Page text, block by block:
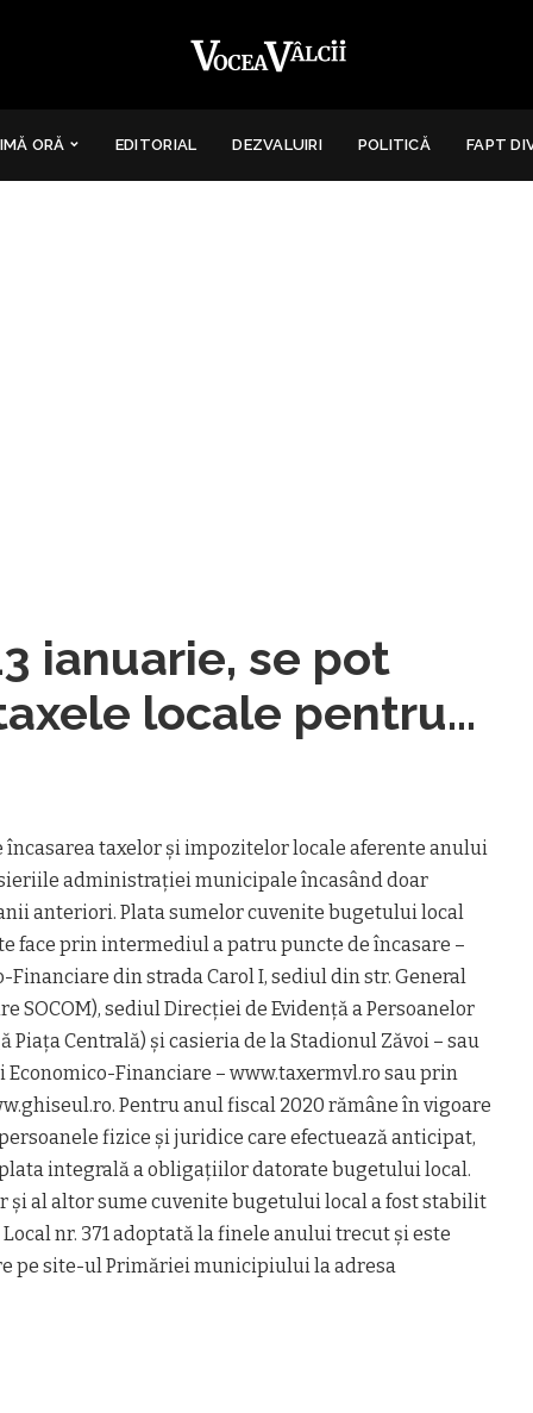
ORĂ EDITORIAL DEZVALUIRI POLITICĂ FAPT
ianuarie, se pot
locale pentru
încasarea taxelor şi impozitelor locale aferente anului
administraţiei municipale încasând doar
anteriori. Plata sumelor cuvenite bugetului local
face prin intermediul a patru puncte de încasare –
din strada Carol I, sediul din str. General
SOCOM), sediul Direcţiei de Evidenţă a Persoanelor
Piaţa Centrală) şi casieria de la Stadionul Zăvoi – sau
Financiare – www.taxermvl.ro sau prin
Pentru anul fiscal 2020 rămâne în vigoare
fizice şi juridice care efectuează anticipat,
integrală a obligaţiilor datorate bugetului local.
şi al altor sume cuvenite bugetului local a fost stabilit
nr. 371 adoptată la finele anului trecut şi este
pe site-ul Primăriei municipiului la adresa